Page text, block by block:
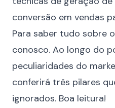
conversão em vendas
Para saber tudo sobre
conosco. Ao longo do
peculiaridades do
conferirá três pilares
ignorados. Boa leitura!